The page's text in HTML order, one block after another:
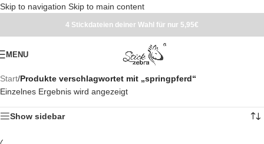
Skip to navigation Skip to main content
4 Stickdateien deiner Wahl für nur 5,95€
MENU
Start/Produkte verschlagwortet mit „springpferd“
Einzelnes Ergebnis wird angezeigt
Show sidebar